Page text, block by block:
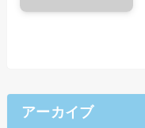
アーカイブ